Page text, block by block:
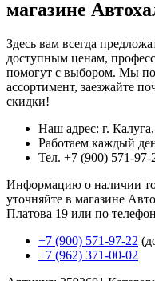
магазине
Здесь вам всегда
доступным ценам,
помогут с выбором. Мы
ассортимент, заезжайте
скидки!
Наш адрес: г.
Работаем каждый
Тел. +7 (900) 571-
Информацию о наличии
уточняйте в магазине
Платова 19 или по
+7 (900) 571-97-22
+7 (962) 371-00-02